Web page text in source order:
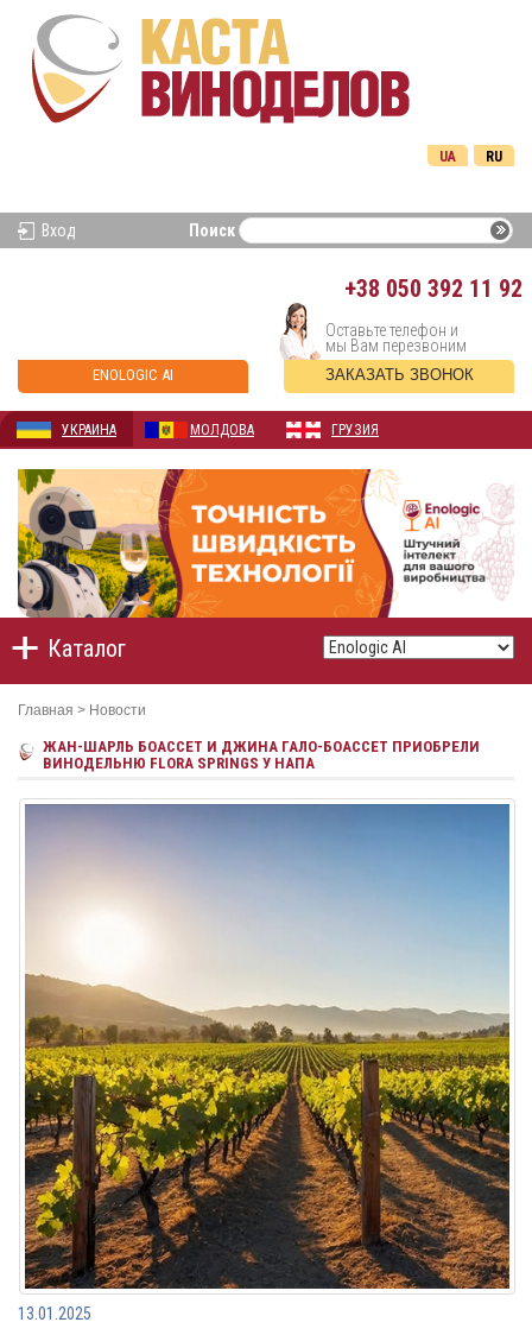
RU
UA
Вход Поиск
+38 050 392 11 92
ENOLOGIC AI
Оставьте телефон и
мы Вам перезвоним
ЗАКАЗАТЬ ЗВОНОК
УКРАИНА МОЛДОВА ГРУЗИЯ
Каталог
Главная > Новости
ЖАН-ШАРЛЬ БОАССЕТ И ДЖИНА ГАЛО-БОАССЕТ ПРИОБРЕЛИ
ВИНОДЕЛЬНЮ FLORA SPRINGS У НАПА
13.01.2025